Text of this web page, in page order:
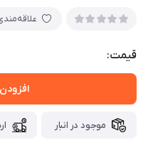
قیمت:
موجود در انبار